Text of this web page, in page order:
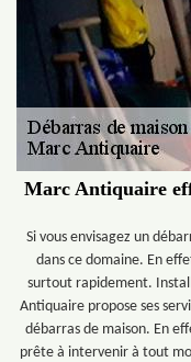
Marc Antiquaire
Si vous envisagez un
dans ce domaine. En
surtout rapidement.
Antiquaire propose ses
débarras de maison. En
prête à intervenir à tout